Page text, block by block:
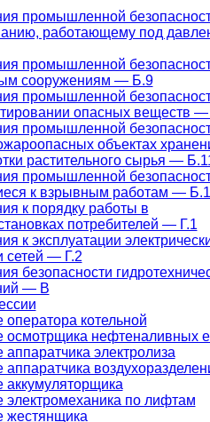
промышленной
работающему под
промышленной
сооружениям — Б.9
промышленной
опасных веществ
промышленной
объектах
растительного сырья —
промышленной
к взрывным работам —
к порядку работы в
потребителей — Г.1
к эксплуатации
сетей — Г.2
безопасности
— В
оператора котельной
осмотрщика нефтеналивных
электролиза
аккумуляторщика
электромеханика по лифтам
жестянщика